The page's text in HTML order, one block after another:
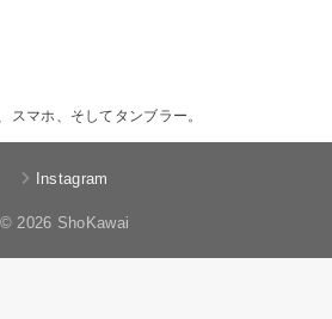
スマホ、そしてタンブラー。
Instagram
© 2026 ShoKawai